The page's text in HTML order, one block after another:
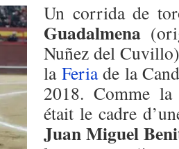
Un corrida de
Guadalmena
Nuñez del
la Feriade la
2018. Comme
était le cadre
Juan Miguel